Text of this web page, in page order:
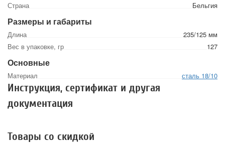
Страна
Бельгия
Размеры и габариты
Длина
235/125 мм
Вес в упаковке, гр
127
Основные
Материал сталь 18/10
Инструкция, сертификат и другая
документация
Товары со скидкой